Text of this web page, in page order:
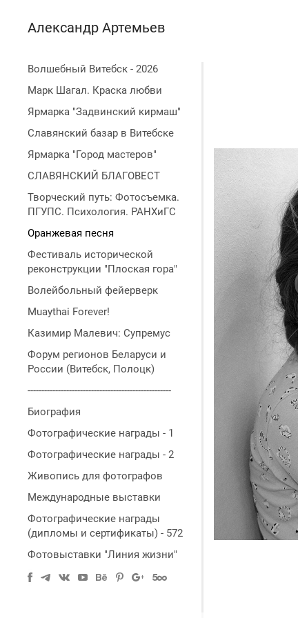
Александр Артемьев
Волшебный Витебск - 2026
Марк Шагал. Краска любви
Ярмарка "Задвинский кирмаш"
Славянский базар в Витебске
Ярмарка "Город мастеров"
СЛАВЯНСКИЙ БЛАГОВЕСТ
Творческий путь: Фотосъемка.
ПГУПС. Психология. РАНХиГС
Оранжевая песня
Фестиваль исторической
реконструкции "Плоская гора"
Волейбольный фейерверк
Muaythai Forever!
Казимир Малевич: Супремус
Форум регионов Беларуси и
России (Витебск, Полоцк)
----------------------------------------------------
Биография
Фотографические награды - 1
Фотографические награды - 2
Живопись для фотографов
Международные выставки
Фотографические награды
(дипломы и сертификаты) - 572
Фотовыставки "Линия жизни"